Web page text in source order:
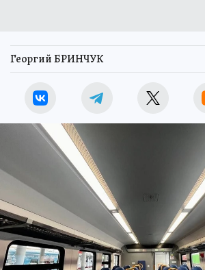
Георгий БРИНЧУК